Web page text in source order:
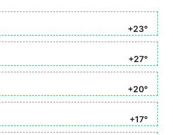
+23°
+27°
+20°
+17°